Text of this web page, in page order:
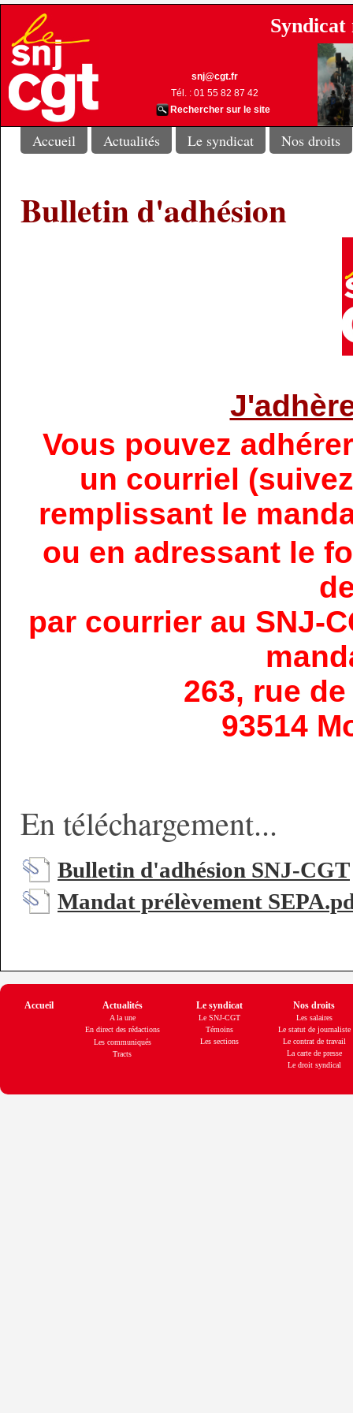
snj@cgt.fr
Tél. : 01 55 82 87 42
Rechercher sur le site
Accueil Actualités Le syndicat Nos droits
Bulletin d'adhésion
Vous pouvez
un courriel
remplissant le
ou en adressant le
par courrier au SNJ-
263, rue
93514
En téléchargement...
Bulletin d'adhésion SNJ-CGT
Mandat prélèvement
Accueil Actualités Le syndicat Nos droits
A la une
En direct des rédactions
Les communiqués
Tracts
Le SNJ-CGT
Témoins
Les sections
Les salaires
Le statut de journaliste
Le contrat de travail
La carte de presse
Le droit syndical